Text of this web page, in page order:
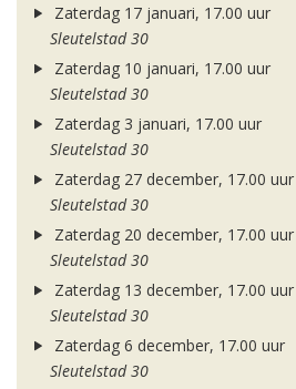
Zaterdag 17 januari, 17.00 uur
Sleutelstad 30
Zaterdag 10 januari, 17.00 uur
Sleutelstad 30
Zaterdag 3 januari, 17.00 uur
Sleutelstad 30
Zaterdag 27 december, 17.00 uur
Sleutelstad 30
Zaterdag 20 december, 17.00 uur
Sleutelstad 30
Zaterdag 13 december, 17.00 uur
Sleutelstad 30
Zaterdag 6 december, 17.00 uur
Sleutelstad 30